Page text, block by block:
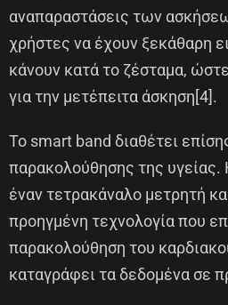
αναπαραστάσεις των
χρήστες να έχουν ξεκάθαρη
κάνουν κατά το ζέσταμα, ώστε
για την μετέπειτα άσκηση[4].
Το smart band διαθέτει
παρακολούθησης της υγείας.
έναν τετρακάναλο μετρητή
προηγμένη τεχνολογία που
παρακολούθηση του
καταγράφει τα δεδομένα σε